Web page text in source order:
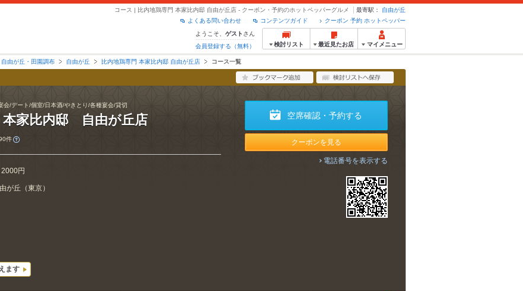
コース | 比内地鶏専門 本家比内邸 自由が丘店 - クーポン・予約のホットペッパーグルメ 最寄駅：
自由が丘
クーポン 予約 ホットペッパー
コンテンツガイド
よくある問い合わせ
ようこそ、 ゲスト さん
会員登録する（無料）
検討リスト 最近見たお店 マイメニュー
自由が丘・田園調布 自由が丘 比内地鶏専門 本家比内邸 自由が丘店 コース一覧
会/デート/個室/日本酒/やきとり/各種宴会/貸切
家比内邸 自由が丘店
件
円
が丘 （東京）
空席確認・予約する
クーポンを見る
電話番号を表示する
ます